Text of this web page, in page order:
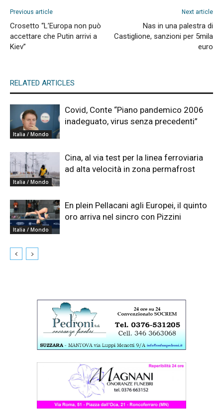
Previous article
Crosetto “L’Europa non può
accettare che Putin arrivi a
Kiev”
Next article
Nas in una palestra di
Castiglione, sanzioni per 5mila
euro
RELATED ARTICLES
Italia / Mondo
Covid, Conte “Piano pandemico 2006
inadeguato, virus senza precedenti”
Italia / Mondo
Cina, al via test per la linea ferroviaria
ad alta velocità in zona permafrost
Italia / Mondo
En plein Pellacani agli Europei, il quinto
oro arriva nel sincro con Pizzini